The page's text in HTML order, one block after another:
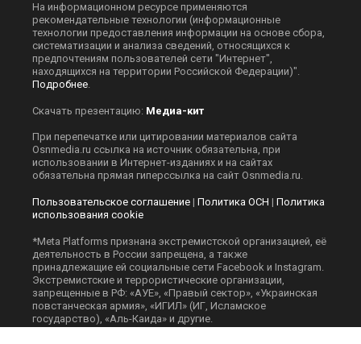
На информационном ресурсе применяются
рекомендательные технологии (информационные
технологии предоставления информации на основе сбора,
систематизации и анализа сведений, относящихся к
предпочтениям пользователей сети "Интернет",
находящихся на территории Российской Федерации)".
Подробнее.
Скачать презентацию: Медиа-кит
При перепечатке или цитировании материалов сайта
Оsnmedia.ru ссылка на источник обязательна, при
использовании в Интернет-изданиях и на сайтах
обязательна прямая гиперссылка на сайт Оsnmedia.ru.
Пользовательское соглашение | Политика ОСН | Политика
использования cookie
*Meta Platforms признана экстремистской организацией, её
деятельность в России запрещена, а также
принадлежащие ей социальные сети Facebook и Instagram.
Экстремистские и террористические организации,
запрещенные в РФ: «АУЕ», «Правый сектор», «Украинская
повстанческая армия», «ИГИЛ» (ИГ, Исламское
государство), «Аль-Каида» и другие.